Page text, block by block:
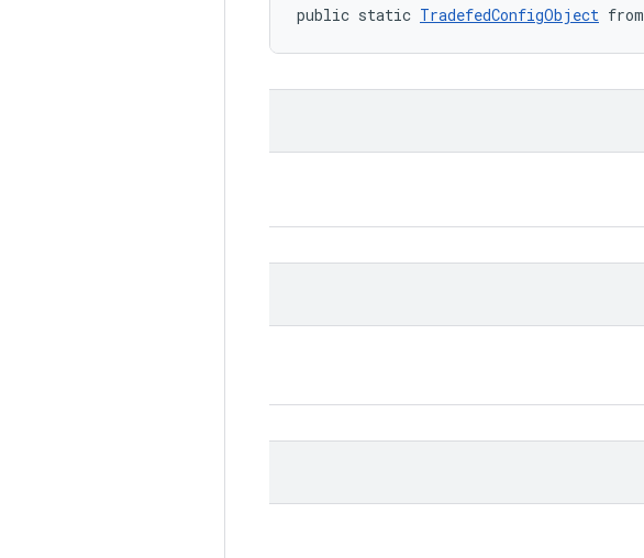
public static TradefedConfigObject